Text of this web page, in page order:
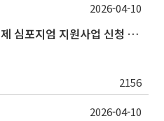
2026년도 대학원생 주도 국제 심포지엄 지원사업 신청 안내
2156
2026-04-10
2026-04-10